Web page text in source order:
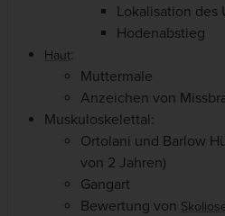
Lokalisation des
Hodenabstieg
Haut:
Muttermale
Anzeichen von
Muskuloskelettal:
Ortolani und Barlow
von 2 Jahren)
Gangart
Bewertung von